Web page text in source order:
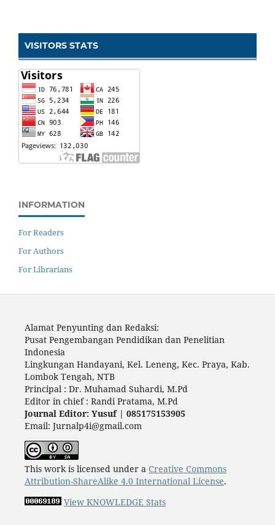
VISITORS STATS
INFORMATION
For Readers
For Authors
For Librarians
Alamat Penyunting dan Redaksi:
Pusat Pengembangan Pendidikan dan Penelitian
Indonesia
Lingkungan Handayani, Kel. Leneng, Kec. Praya, Kab.
Lombok Tengah, NTB
Principal : Dr. Muhamad Suhardi, M.Pd
Editor in chief : Randi Pratama, M.Pd
Journal Editor: Yusuf | 085175153905
Email: Jurnalp4i@gmail.com
This work is licensed under a Creative Commons
Attribution-ShareAlike 4.0 International License.
View KNOWLEDGE Stats